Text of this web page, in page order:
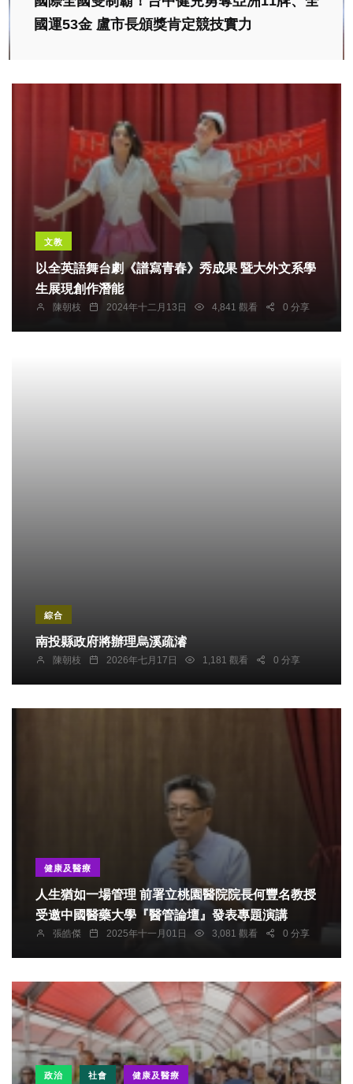
國運53金 盧市長頒獎肯定競技實力
文教
以全英語舞台劇《譜寫青春》秀成果 暨大外文系學
生展現創作潛能
陳朝枝 2024年十二月13日 4,841 觀看 0 分享
綜合
南投縣政府將辦理烏溪疏濬
陳朝枝 2026年七月17日 1,181 觀看 0 分享
健康及醫療
人生猶如一場管理 前署立桃園醫院院長何豐名教授
受邀中國醫藥大學『醫管論壇』發表專題演講
張皓傑 2025年十一月01日 3,081 觀看 0 分享
政治 社會 健康及醫療